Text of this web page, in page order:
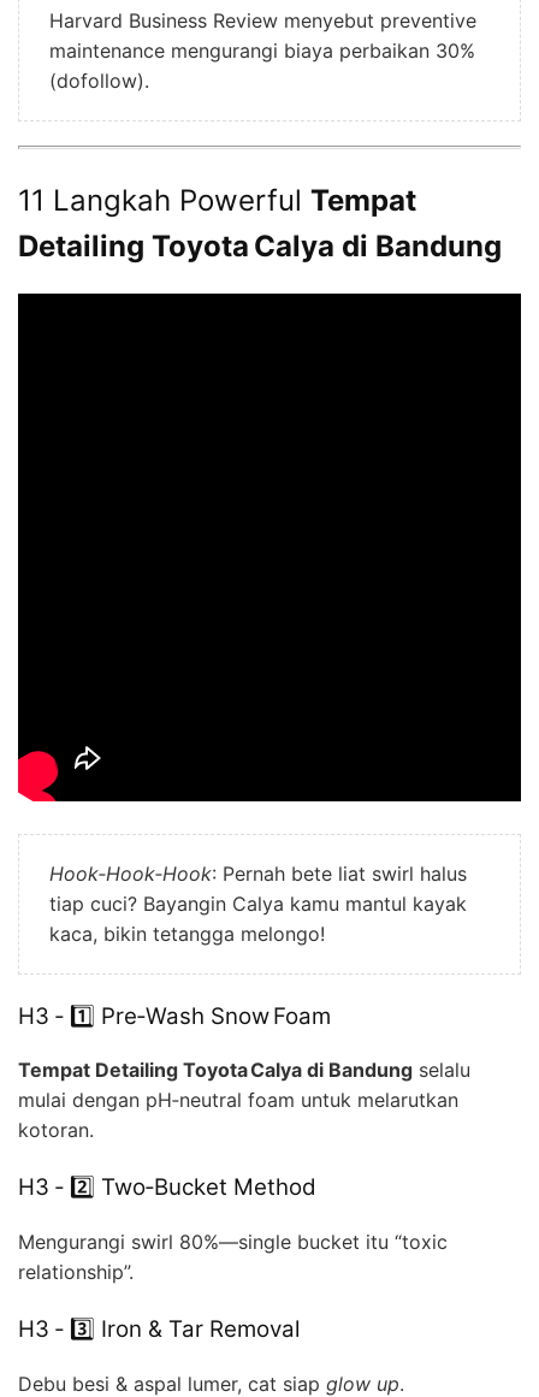
Harvard Business Review menyebut preventive
maintenance mengurangi biaya perbaikan 30%
(dofollow).
11 Langkah Powerful Tempat
Detailing Toyota Calya di Bandung
Hook‑Hook‑Hook: Pernah bete liat swirl halus
tiap cuci? Bayangin Calya kamu mantul kayak
kaca, bikin tetangga melongo!
H3 ‑ 1️⃣ Pre‑Wash Snow Foam
Tempat Detailing Toyota Calya di Bandung selalu
mulai dengan pH‑neutral foam untuk melarutkan
kotoran.
H3 ‑ 2️⃣ Two‑Bucket Method
Mengurangi swirl 80%—single bucket itu “toxic
relationship”.
H3 ‑ 3️⃣ Iron & Tar Removal
Debu besi & aspal lumer, cat siap glow up.